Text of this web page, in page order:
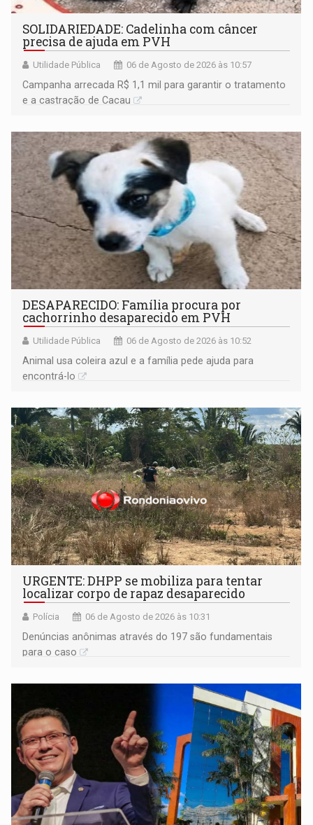
SOLIDARIEDADE: Cadelinha com câncer
precisa de ajuda em PVH
Utilidade Pública 06 de Agosto de 2026 às 10:57
Campanha arrecada R$ 1,1 mil para garantir o tratamento
e a castração de Cacau
DESAPARECIDO: Família procura por
cachorrinho desaparecido em PVH
Utilidade Pública 06 de Agosto de 2026 às 10:52
Animal usa coleira azul e a família pede ajuda para
encontrá-lo
URGENTE: DHPP se mobiliza para tentar
localizar corpo de rapaz desaparecido
Polícia 06 de Agosto de 2026 às 10:31
Denúncias anônimas através do 197 são fundamentais
para o caso